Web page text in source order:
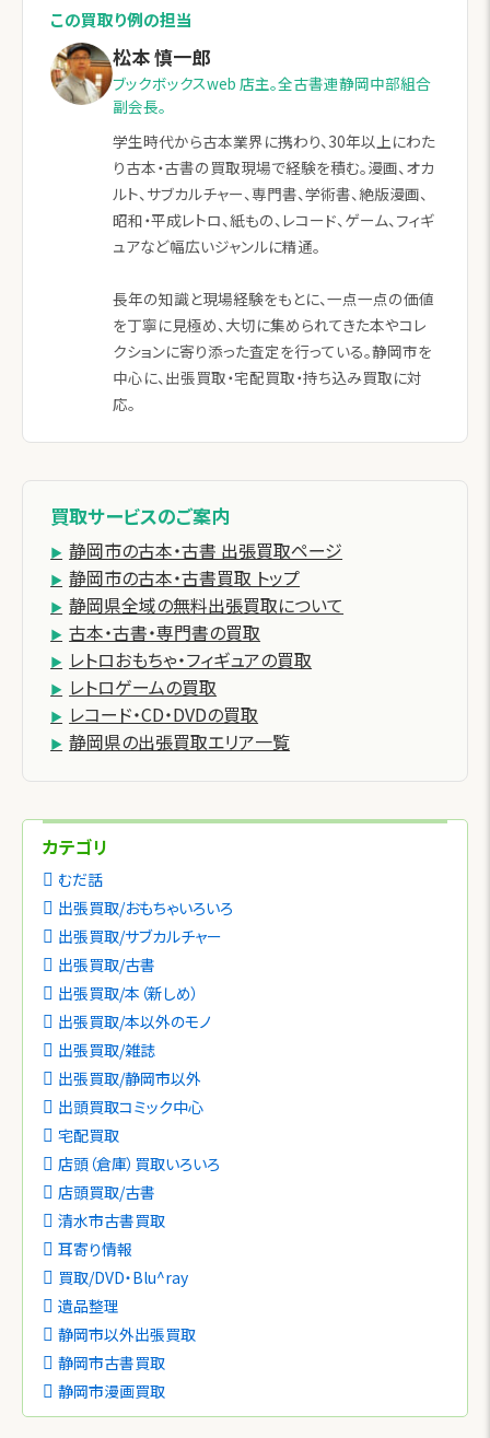
この買取り例の担当
松本 慎一郎
ブックボックスweb 店主。全古書連静岡中部組合
副会長。
学生時代から古本業界に携わり、30年以上にわた
り古本・古書の買取現場で経験を積む。漫画、オカ
ルト、サブカルチャー、専門書、学術書、絶版漫画、
昭和・平成レトロ、紙もの、レコード、ゲーム、フィギ
ュアなど幅広いジャンルに精通。
長年の知識と現場経験をもとに、一点一点の価値
を丁寧に見極め、大切に集められてきた本やコレ
クションに寄り添った査定を行っている。静岡市を
中心に、出張買取・宅配買取・持ち込み買取に対
応。
買取サービスのご案内
静岡市の古本・古書 出張買取ページ
静岡市の古本・古書買取 トップ
静岡県全域の無料出張買取について
古本・古書・専門書の買取
レトロおもちゃ・フィギュアの買取
レトロゲームの買取
レコード・CD・DVDの買取
静岡県の出張買取エリア一覧
カテゴリ
むだ話
出張買取/おもちゃいろいろ
出張買取/サブカルチャー
出張買取/古書
出張買取/本（新しめ）
出張買取/本以外のモノ
出張買取/雑誌
出張買取/静岡市以外
出頭買取コミック中心
宅配買取
店頭（倉庫）買取いろいろ
店頭買取/古書
清水市古書買取
耳寄り情報
買取/DVD・Blu^ray
遺品整理
静岡市以外出張買取
静岡市古書買取
静岡市漫画買取